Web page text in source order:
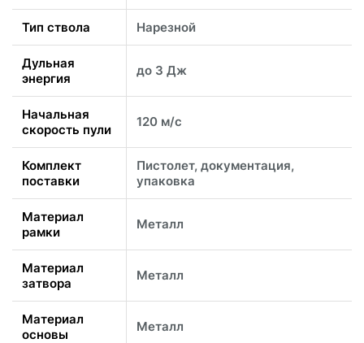
Тип ствола Нарезной
Дульная
энергия
до 3 Дж
Начальная
скорость пули
120 м/с
Комплект
поставки
Пистолет, документация,
упаковка
Материал
рамки
Металл
Материал
затвора
Металл
Материал
основы
Металл